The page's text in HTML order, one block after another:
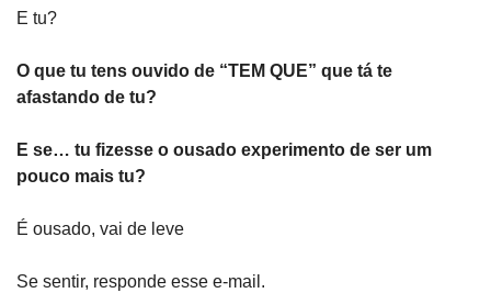
E tu?
O que tu tens ouvido de “TEM QUE” que tá te
afastando de tu?
E se… tu fizesse o ousado experimento de ser um
pouco mais tu?
É ousado, vai de leve
Se sentir, responde esse e-mail.